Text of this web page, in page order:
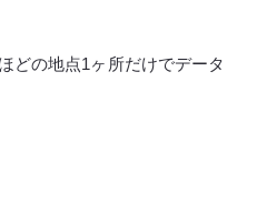
どの地点1ヶ所だけでデータ